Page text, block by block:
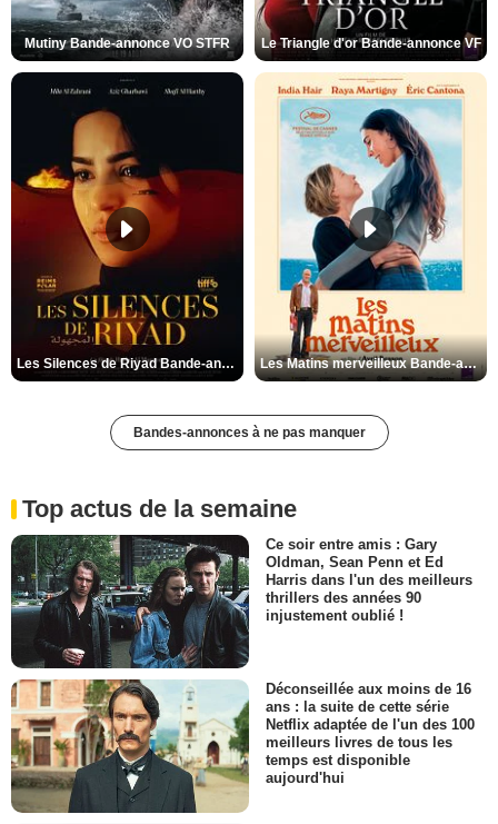
Mutiny Bande-annonce VO STFR Le Triangle d'or Bande-annonce VF
Les Silences de Riyad Bande-annonce VO STFR Les Matins merveilleux Bande-annonce VF
Bandes-annonces à ne pas manquer
Top actus de la semaine
Ce soir entre amis : Gary
Oldman, Sean Penn et Ed
Harris dans l'un des meilleurs
thrillers des années 90
injustement oublié !
Déconseillée aux moins de 16
ans : la suite de cette série
Netflix adaptée de l'un des 100
meilleurs livres de tous les
temps est disponible
aujourd'hui